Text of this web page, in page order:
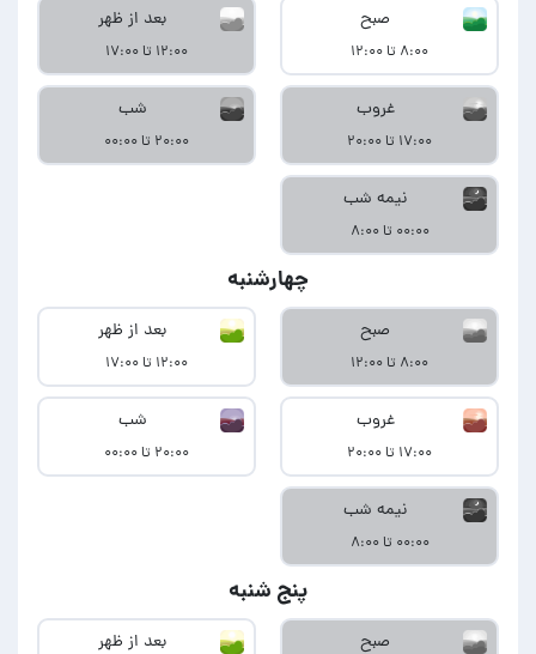
صبح
۸:۰۰ تا ۱۲:۰۰
بعد از ظهر
۱۲:۰۰ تا ۱۷:۰۰
غروب
۱۷:۰۰ تا ۲۰:۰۰
شب
۲۰:۰۰ تا ۰۰:۰۰
نیمه شب
۰۰:۰۰ تا ۸:۰۰
چهارشنبه
صبح
۸:۰۰ تا ۱۲:۰۰
بعد از ظهر
۱۲:۰۰ تا ۱۷:۰۰
غروب
۱۷:۰۰ تا ۲۰:۰۰
شب
۲۰:۰۰ تا ۰۰:۰۰
نیمه شب
۰۰:۰۰ تا ۸:۰۰
پنج شنبه
صبح بعد از ظهر